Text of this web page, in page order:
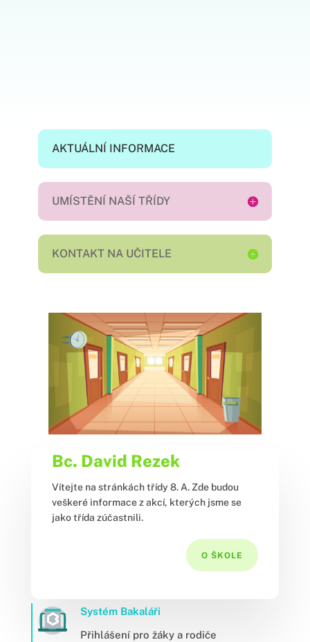
AKTUÁLNÍ INFORMACE
UMÍSTĚNÍ NAŠÍ TŘÍDY
KONTAKT NA UČITELE
Bc. David Rezek
Vítejte na stránkách třídy 8. A. Zde budou
veškeré informace z akcí, kterých jsme se
jako třída zúčastnili.
O ŠKOLE
Systém Bakaláři
Přihlášení pro žáky a rodiče